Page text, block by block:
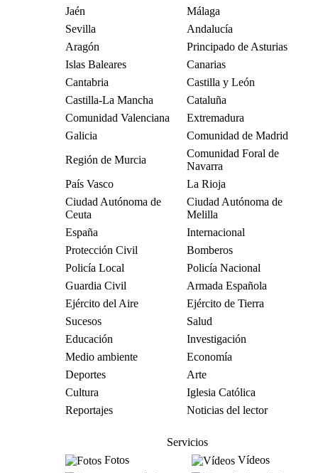
Jaén
Málaga
Sevilla
Andalucía
Aragón
Principado de Asturias
Islas Baleares
Canarias
Cantabria
Castilla y León
Castilla-La Mancha
Cataluña
Comunidad Valenciana
Extremadura
Galicia
Comunidad de Madrid
Región de Murcia
Comunidad Foral de
Navarra
País Vasco
La Rioja
Ciudad Autónoma de
Ceuta
Ciudad Autónoma de
Melilla
España
Internacional
Protección Civil
Bomberos
Policía Local
Policía Nacional
Guardia Civil
Armada Española
Ejército del Aire
Ejército de Tierra
Sucesos
Salud
Educación
Investigación
Medio ambiente
Economía
Deportes
Arte
Cultura
Iglesia Católica
Reportajes
Noticias del lector
Servicios
Fotos
Vídeos